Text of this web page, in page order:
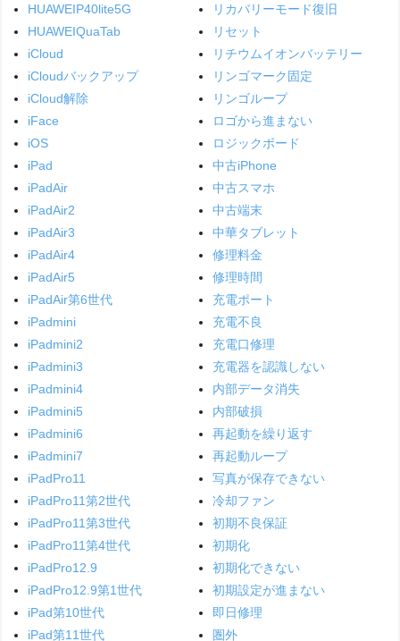
HUAWEIP40lite5G
HUAWEIQuaTab
iCloud
iCloudバックアップ
iCloud解除
iFace
iOS
iPad
iPadAir
iPadAir2
iPadAir3
iPadAir4
iPadAir5
iPadAir第6世代
iPadmini
iPadmini2
iPadmini3
iPadmini4
iPadmini5
iPadmini6
iPadmini7
iPadPro11
iPadPro11第2世代
iPadPro11第3世代
iPadPro11第4世代
iPadPro12.9
iPadPro12.9第1世代
iPad第10世代
iPad第11世代
リカバリーモード復旧
リセット
リチウムイオンバッテリー
リンゴマーク固定
リンゴループ
ロゴから進まない
ロジックボード
中古iPhone
中古スマホ
中古端末
中華タブレット
修理料金
修理時間
充電ポート
充電不良
充電口修理
充電器を認識しない
内部データ消失
内部破損
再起動を繰り返す
再起動ループ
写真が保存できない
冷却ファン
初期不良保証
初期化
初期化できない
初期設定が進まない
即日修理
圏外